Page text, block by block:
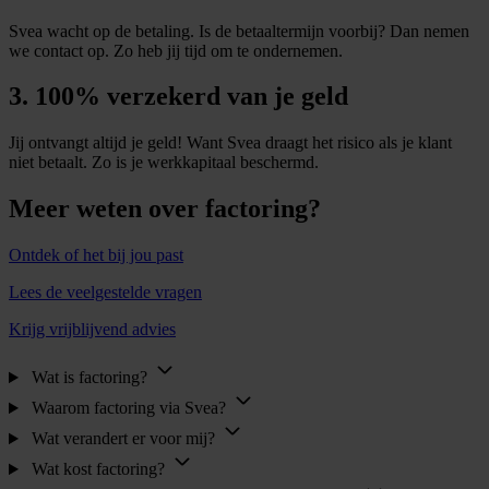
Svea wacht op de betaling. Is de betaaltermijn voorbij? Dan nemen
we contact op. Zo heb jij tijd om te ondernemen.
3. 100% verzekerd van je geld
Jij ontvangt altijd je geld! Want Svea draagt het risico als je klant
niet betaalt. Zo is je werkkapitaal beschermd.
Meer weten over factoring?
Ontdek of het bij jou past
Lees de veelgestelde vragen
Krijg vrijblijvend advies
Wat is factoring?
Waarom factoring via Svea?
Wat verandert er voor mij?
Wat kost factoring?